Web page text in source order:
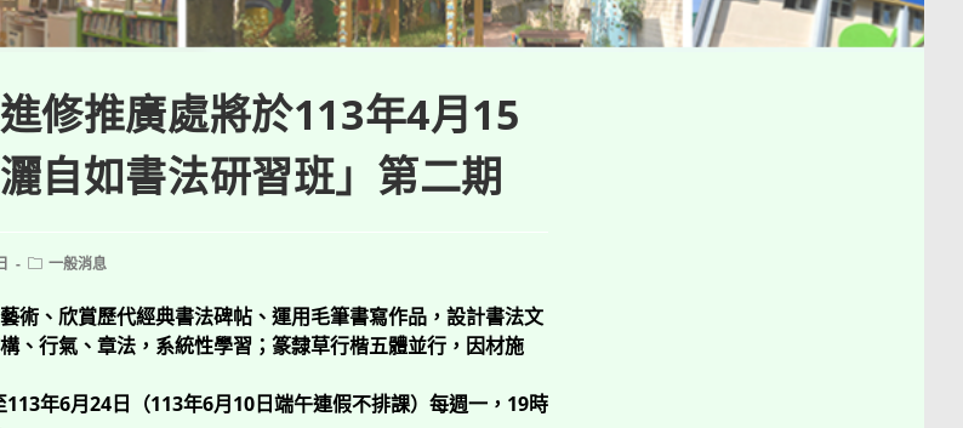
修推廣處將於113年4月15
自如書法研習班」第二期
Post一般消息
術、欣賞歷代經典書法碑帖、運用毛筆書寫作品，設計書法文
、行氣、章法，系統性學習；篆隸草行楷五體並行，因材施
年6月24日（113年6月10日端午連假不排課）每週一，19時